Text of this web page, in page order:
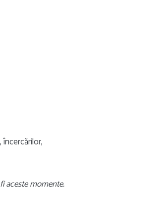
aceste momente.